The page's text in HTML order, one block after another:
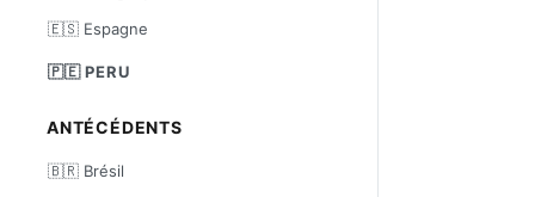
🇪🇸 Espagne
🇵🇪 PERU
ANTÉCÉDENTS
🇧🇷 Brésil